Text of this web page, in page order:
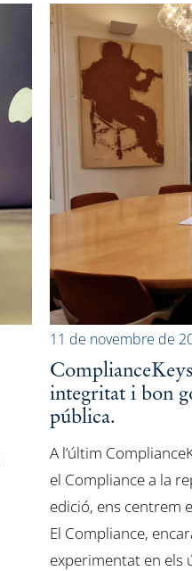
11 de novembre de
integritat i bon
pública.
A l’últim
el Compliance a la
edició, ens centrem
El Compliance,
experimentat en els